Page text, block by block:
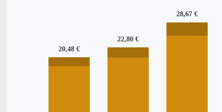
20,48 €
22,80 €
28,67 €